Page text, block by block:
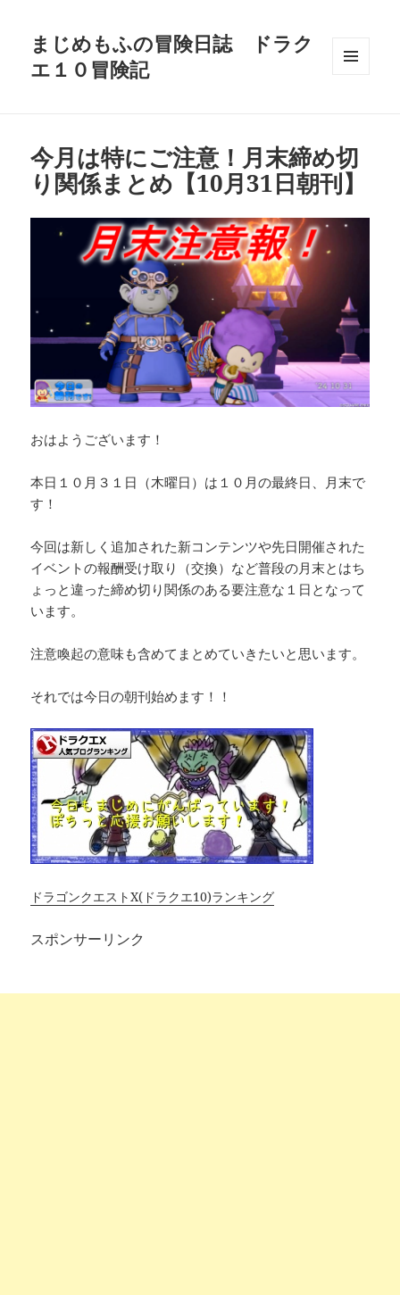
まじめもふの冒険日誌 ドラク
エ１０冒険記
今月は特にご注意！月末締め切
り関係まとめ【10月31日朝刊】
おはようございます！
本日１０月３１日（木曜日）は１０月の最終日、月末で
す！
今回は新しく追加された新コンテンツや先日開催された
イベントの報酬受け取り（交換）など普段の月末とはち
ょっと違った締め切り関係のある要注意な１日となって
います。
注意喚起の意味も含めてまとめていきたいと思います。
それでは今日の朝刊始めます！！
ドラゴンクエストX(ドラクエ10)ランキング
スポンサーリンク